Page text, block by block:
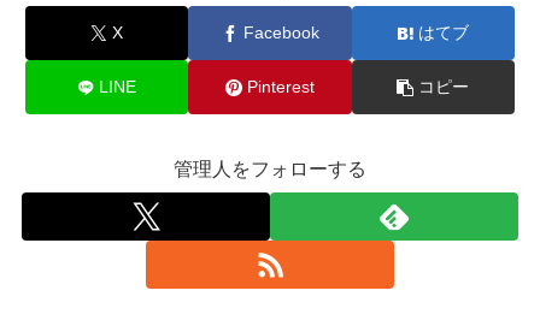
X Facebook はてブ
LINE Pinterest コピー
管理人をフォローする